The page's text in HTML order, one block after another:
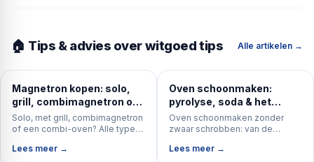
🏠 Tips & advies over witgoed tips Alle artikelen →
Magnetron kopen: solo,
grill, combimagnetron of
combi-oven?
Solo, met grill, combimagnetron
of een combi-oven? Alle typen
koopadvies over vermogen,
Lees meer →
Oven schoonmaken:
pyrolyse, soda & het
ovenglas (complete gids)
Oven schoonmaken zonder
zwaar schrobben: van de
simpele sodapasta, plus het
Lees meer →